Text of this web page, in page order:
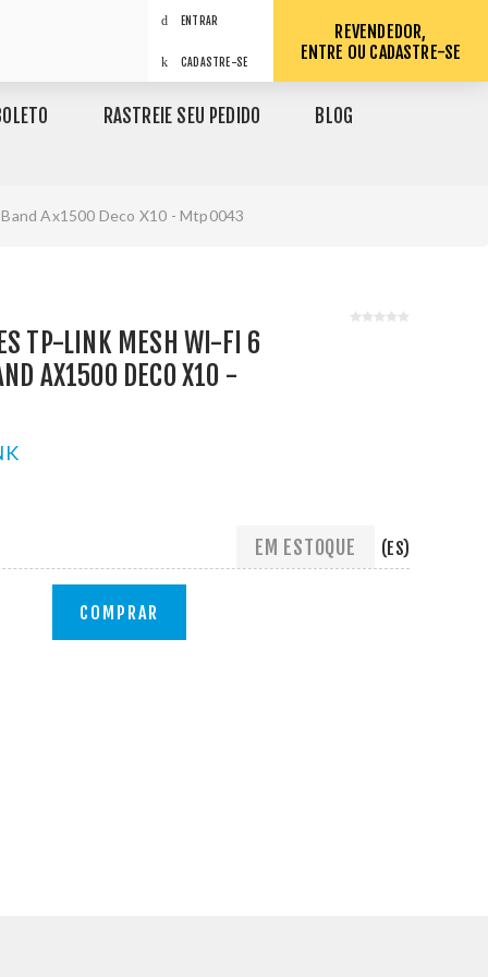
ENTRAR
CADASTRE-SE
REVENDEDOR,
ENTRE OU CADASTRE-SE
RASTREIE SEU PEDIDO BLOG
Ax1500 Deco X10 - Mtp0043
TP-LINK MESH WI-FI 6
AX1500 DECO X10 -
EM ESTOQUE (ES)
COMPRAR